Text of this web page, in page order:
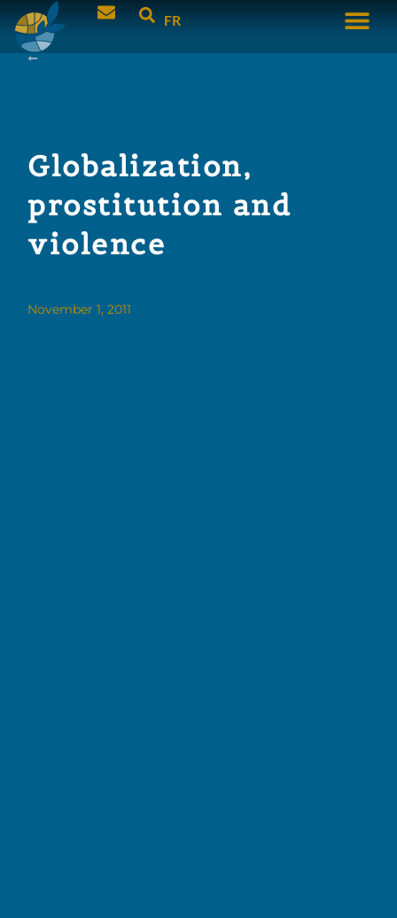
FR
Globalization,
prostitution and
violence
November 1, 2011